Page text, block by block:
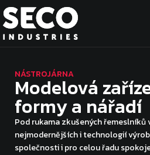
NÁSTROJÁRNA
Modelová
formy a nářadí
Pod rukama zkušených řemeslníků
nejmodernějších i technologií
společnosti i pro celou řadu